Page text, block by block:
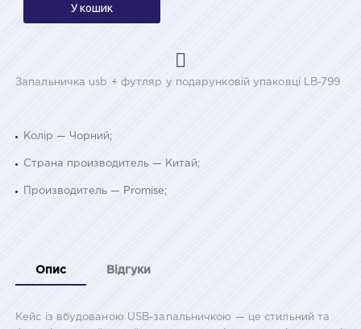
У кошик
Запальничка usb + футляр у подарунковій упаковці LB-799
Колір — Чорний;
Страна производитель — Китай;
Производитель — Promise;
Опис Відгуки
Кейс із вбудованою USB-запальничкою — це стильний та